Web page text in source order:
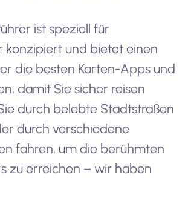
ist speziell für
konzipiert und bietet einen
die besten Karten-Apps und
damit Sie sicher reisen
durch belebte Stadtstraßen
durch verschiedene
fahren, um die berühmten
zu erreichen – wir haben